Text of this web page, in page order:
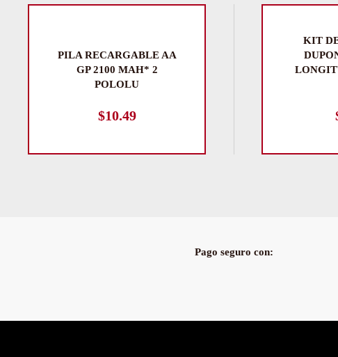
PILA RECARGABLE AA
GP 2100 MAH* 2
POLOLU
$10.49
KIT
Pago seguro con: